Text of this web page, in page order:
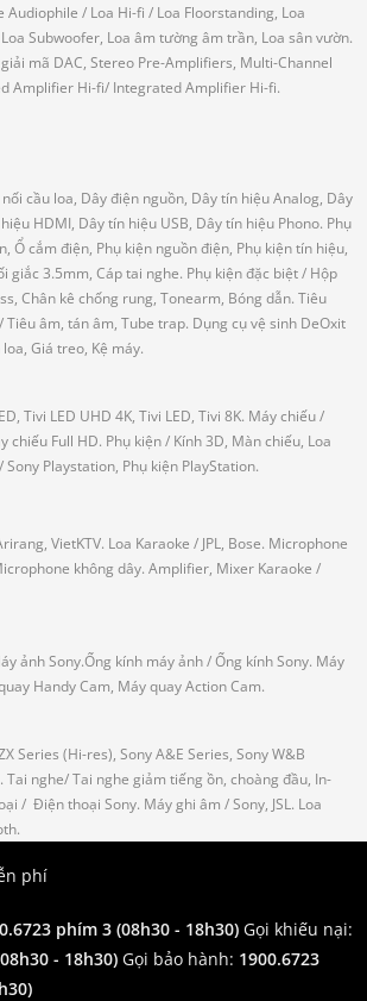
Audiophile / Loa Hi-fi / Loa Floorstanding, Loa
Subwoofer, Loa âm tường âm trần, Loa sân vườn.
mã DAC, Stereo Pre-Amplifiers, Multi-Channel
Amplifier Hi-fi/ Integrated Amplifier Hi-fi.
cầu loa, Dây điện nguồn, Dây tín hiệu Analog, Dây
HDMI, Dây tín hiệu USB, Dây tín hiệu Phono. Phụ
Ổ cắm điện, Phụ kiện nguồn điện, Phụ kiện tín hiệu,
giắc 3.5mm, Cáp tai nghe. Phụ kiện đặc biệt/ Hộp
Chân kê chống rung, Tonearm, Bóng dẫn. Tiêu
/ Tiêu âm, tán âm, Tube trap. Dụng cụ vệ sinh DeOxit
Giá treo, Kệ máy.
Tivi LED UHD 4K, Tivi LED, Tivi 8K. Máy chiếu/
chiếu Full HD. Phụ kiện/ Kính 3D, Màn chiếu, Loa
/ Sony Playstation, Phụ kiện PlayStation.
VietKTV. Loa Karaoke / JPL, Bose. Microphone
không dây. Amplifier, Mixer Karaoke /
ảnh Sony.Ống kính máy ảnh / Ống kính Sony. Máy
Handy Cam, Máy quay Action Cam.
Series (Hi-res), Sony A&E Series, Sony W&B
Tai nghe/ Tai nghe giảm tiếng ồn, choàng đầu, In-
/ Điện thoại Sony. Máy ghi âm / Sony, JSL. Loa
phí
phím 3 (08h30 - 18h30) Gọi khiếu nại:
- 18h30) Gọi bảo hành: 1900.6723